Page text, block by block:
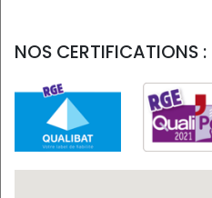
NOS CERTIFICATIONS :